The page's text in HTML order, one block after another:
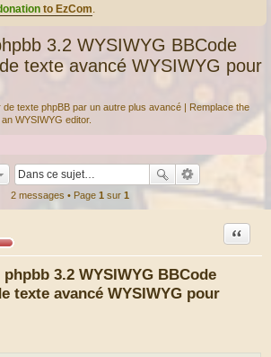
to EzCom.
3.2 WYSIWYG BBCode
texte avancé WYSIWYG pour
de texte phpBB par un autre plus avancé | Remplace the
WYSIWYG editor.
2 messages • Page 1 sur 1
phpbb 3.2 WYSIWYG BBCode
texte avancé WYSIWYG pour
Citation